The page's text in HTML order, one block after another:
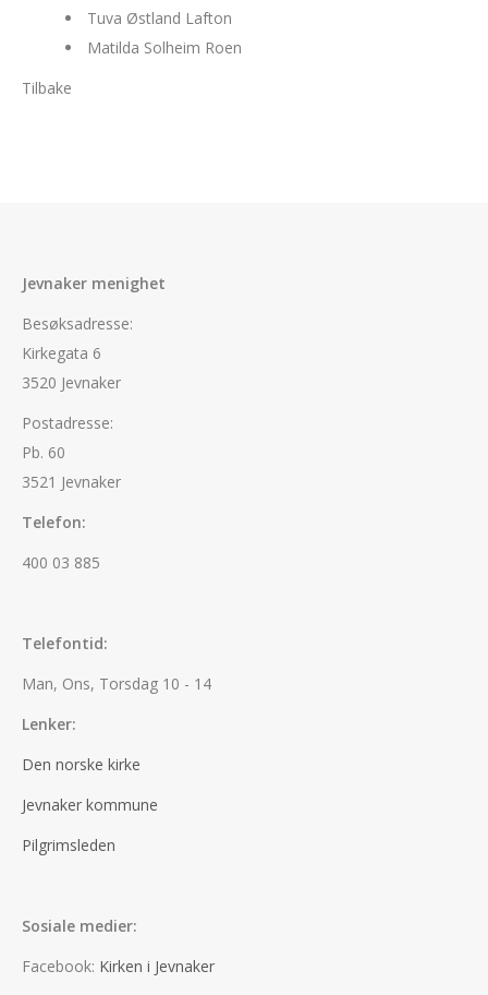
Tuva Østland Lafton
Matilda Solheim Roen
Tilbake
Jevnaker menighet
Besøksadresse:
Kirkegata 6
3520 Jevnaker
Postadresse:
Pb. 60
3521 Jevnaker
Telefon:
400 03 885
Telefontid:
Man, Ons, Torsdag 10 - 14
Lenker:
Den norske kirke
Jevnaker kommune
Pilgrimsleden
Sosiale medier:
Facebook: Kirken i Jevnaker